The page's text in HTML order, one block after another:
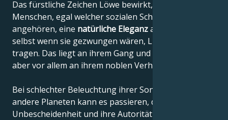
Das fürstliche Zeichen Löwe bewirkt, dass diese
Menschen, egal welcher sozialen Schicht sie
angehören, eine natürliche Eleganzausstrahlen,
selbst wenn sie gezwungen wären, Lumpen zu
tragen. Das liegt an ihrem Gang und ihrer Haltung,
aber vor allem an ihrem noblen Verhalten.
Bei schlechter Beleuchtung ihrer Sonne durch
andere Planeten kann es passieren, dass ihr Stolz in
Unbescheidenheit und ihre Autorität in Arroganz